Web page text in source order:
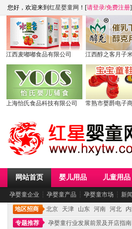
您好，欢迎来到 红星婴童网 ！[请登录/免费注册]
江西麦嘟嘟食品有限公司 江西醇之客月子
上海怡氏食品科技有限公司 常熟市婴爵电子
网站首页 婴儿用品 儿童用品
孕婴童企业 ┆ 孕婴童产品 ┆ 孕婴童市场 ┆ 新
地区招商 北京 天津 山东 河南 河北
专题推荐
孕婴童行业发展前景及开店指南